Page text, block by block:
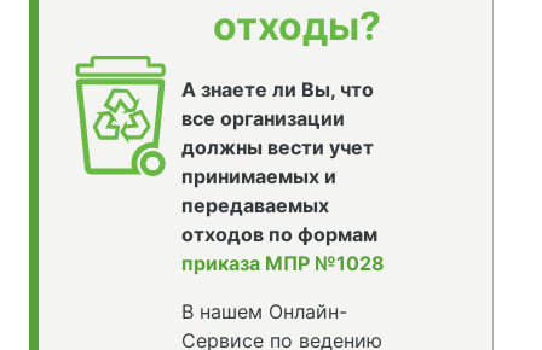
отходы?
А знаете ли Вы, что
все организации
должны вести учет
принимаемых и
передаваемых
отходов по формам
приказа МПР №1028
В нашем Онлайн-
Сервисе по ведению